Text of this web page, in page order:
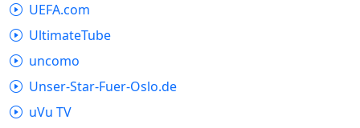
UEFA.com
UltimateTube
uncomo
Unser-Star-Fuer-Oslo.de
uVu TV